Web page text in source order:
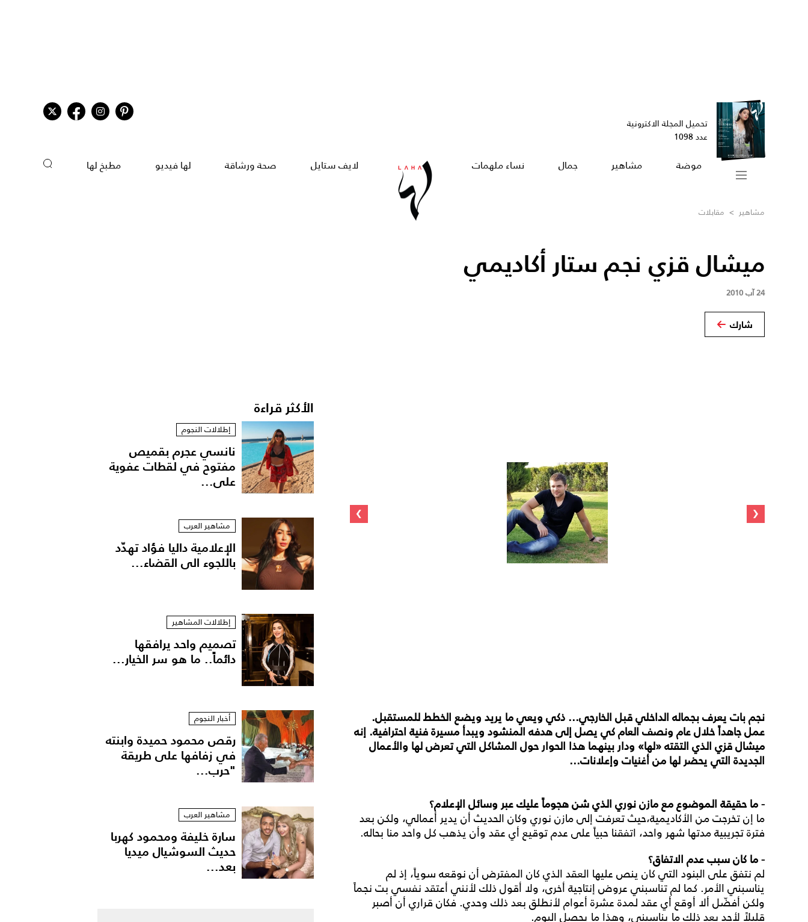
تحميل المجلة الاكترونية
عدد 1098
موضة مشاهير جمال نساء ملهمات لايف ستايل صحة ورشاقة لها فيديو مطبخ لها
مشاهير > مقابلات
ميشال قزي نجم ستار أكاديمي
24 آب 2010
شارك
‹
›
نجم بات يعرف بجماله الداخلي قبل الخارجي... ذكي ويعي ما يريد ويضع الخطط للمستقبل.
عمل جاهداً خلال عام ونصف العام كي يصل إلى هدفه المنشود ويبدأ مسيرة فنية احترافية. إنه
ميشال قزي الذي التقته «لها» ودار بينهما هذا الحوار حول المشاكل التي تعرض لها والأعمال
الجديدة التي يحضر لها من أغنيات وإعلانات...
- ما حقيقة الموضوع مع مازن نوري الذي شن هجوماً عليك عبر وسائل الإعلام؟
ما إن تخرجت من الأكاديمية،حيث تعرفت إلى مازن نوري وكان الحديث أن يدير أعمالي، ولكن بعد
فترة تجريبية مدتها شهر واحد، اتفقنا حبياً على عدم توقيع أي عقد وأن يذهب كل واحد منا بحاله.
- ما كان سبب عدم الاتفاق؟
لم نتفق على البنود التي كان ينص عليها العقد الذي كان المفترض أن نوقعه سوياً، إذ لم
يناسبني الأمر. كما لم تناسبني عروض إنتاجية أخرى، ولا أقول ذلك لأنني أعتقد نفسي بت نجماً
ولكن أفضّل ألا أوقع أي عقد لمدة عشرة أعوام لأنطلق بعد ذلك وحدي. فكان قراري أن أصبر
قليلاً لأجد بعد ذلك ما يناسبني، وهذا ما يحصل اليوم.
الأكثر قراءة
إطلالات النجوم
نانسي عجرم بقميص
مفتوح في لقطات عفوية
على...
مشاهير العرب
الإعلامية داليا فؤاد تهدّد
باللجوء الى القضاء...
إطلالات المشاهير
تصميم واحد يرافقها
دائماً.. ما هو سر الخيار...
أخبار النجوم
رقص محمود حميدة وابنته
في زفافها على طريقة
"حرب...
مشاهير العرب
سارة خليفة ومحمود كهربا
حديث السوشيال ميديا
بعد...